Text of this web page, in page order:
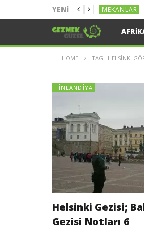
YENI MEKANLAR
MEKANLAR
MEKANLAR
LIZBON
MEKANLAR
HOME TAG "HELSINKI
FINLANDIYA
Helsinki Gezisi;
Gezisi Notları 6